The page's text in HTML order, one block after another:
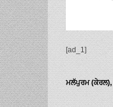
[ad_1]
ਮਲੱਪੁਰਮ (ਕੇਰਲ),